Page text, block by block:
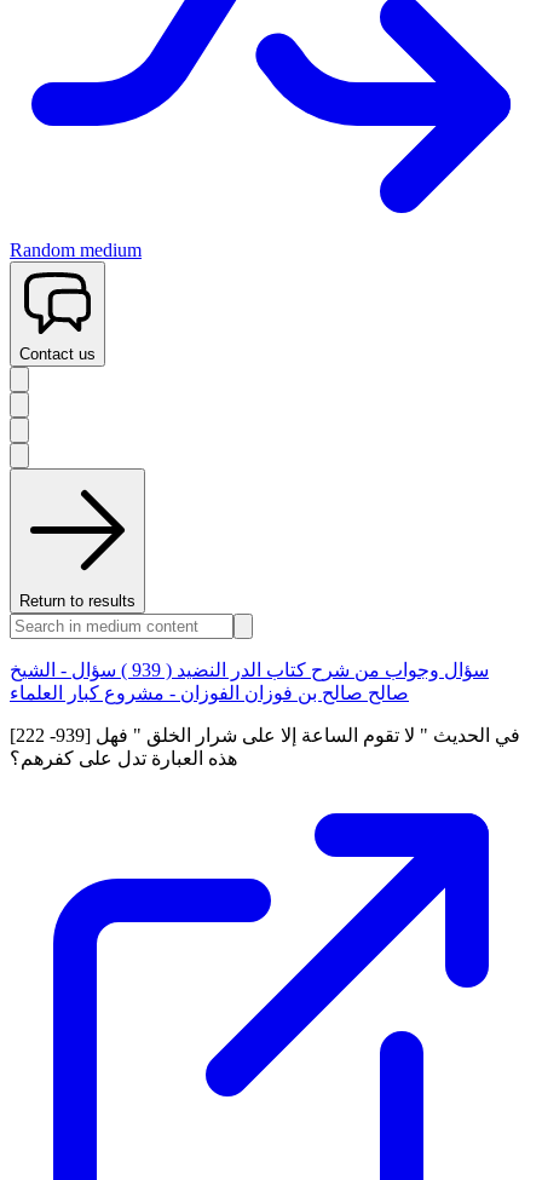
Random medium
Contact us
Return to results
سؤال وجواب من شرح كتاب الدر النضيد ( 939 ) سؤال - الشيخ
صالح صالح بن فوزان الفوزان - مشروع كبار العلماء
[222 -939] في الحديث " لا تقوم الساعة إلا على شرار الخلق " فهل
هذه العبارة تدل على كفرهم؟